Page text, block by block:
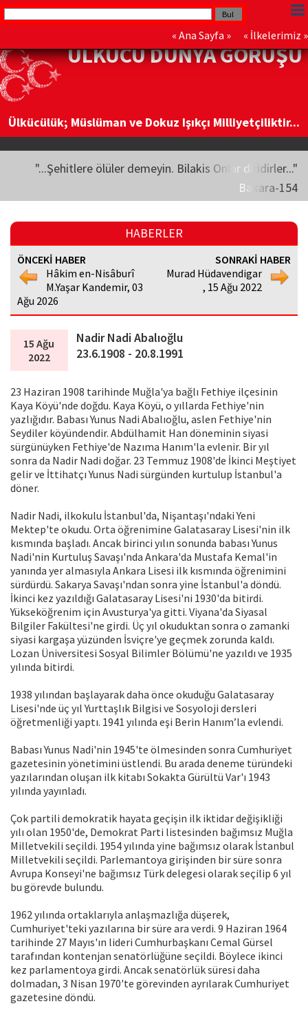
« Ana Sayfa » « İlkelerimiz »
ÜLKÜCÜ DÜNYA GÖRÜŞÜ
Ülkücülük; Müslüman ve Dokuz Işıkçı Milliyetçiliktir...
"...Şehitlere ölüler demeyin. Bilakis Onlar diridirler..."
Bakara-154
HABERLER
ÖNCEKİ HABER
Hâkim en-Nisâburî
M.Yaşar Kandemir, 03
Ağu 2026
SONRAKİ HABER
Murad Hüdavendigar
, 15 Ağu 2022
15 Ağu
2022
Nadir Nadi Abalıoğlu
23.6.1908 - 20.8.1991
23 Haziran 1908 tarihinde Muğla'ya bağlı Fethiye ilçesinin
Kaya Köyü'nde doğdu. Kaya Köyü, o yıllarda Fethiye'nin
yazlığıdır. Babası Yunus Nadi Abalıoğlu, aslen Fethiye'nin
Seydiler köyündendir. Abdülhamit Han döneminin siyasi
sürgünüyken Fethiye'de Nazıma Hanım'la evlenir. Bir yıl
sonra da Nadir Nadi doğar. 23 Temmuz 1908'de İkinci Meştiyet
gelir ve İttihatçı Yunus Nadi sürgünden kurtulup İstanbul'a
döner.
Nadir Nadi, ilkokulu İstanbul'da, Nişantaşı'ndaki Yeni
Mektep'te okudu. Orta öğrenimine Galatasaray Lisesi'nin ilk
kısmında başladı. Ancak birinci yılın sonunda babası Yunus
Nadi'nin Kurtuluş Savaşı'nda Ankara'da Mustafa Kemal'in
yanında yer almasıyla Ankara Lisesi ilk kısmında öğrenimini
sürdürdü. Sakarya Savaşı'ndan sonra yine İstanbul'a döndü.
İkinci kez yazıldığı Galatasaray Lisesi'ni 1930'da bitirdi.
Yükseköğrenim için Avusturya'ya gitti. Viyana'da Siyasal
Bilgiler Fakültesi'ne girdi. Üç yıl okuduktan sonra o zamanki
siyasi kargaşa yüzünden İsviçre'ye geçmek zorunda kaldı.
Lozan Üniversitesi Sosyal Bilimler Bölümü'ne yazıldı ve 1935
yılında bitirdi.
1938 yılından başlayarak daha önce okuduğu Galatasaray
Lisesi'nde üç yıl Yurttaşlık Bilgisi ve Sosyoloji dersleri
öğretmenliği yaptı. 1941 yılında eşi Berin Hanım’la evlendi.
Babası Yunus Nadi'nin 1945'te ölmesinden sonra Cumhuriyet
gazetesinin yönetimini üstlendi. Bu arada deneme türündeki
yazılarından oluşan ilk kitabı Sokakta Gürültü Var'ı 1943
yılında yayınladı.
Çok partili demokratik hayata geçişin ilk iktidar değişikliği
yılı olan 1950'de, Demokrat Parti listesinden bağımsız Muğla
Milletvekili seçildi. 1954 yılında yine bağımsız olarak İstanbul
Milletvekili seçildi. Parlemantoya girişinden bir süre sonra
Avrupa Konseyi'ne bağımsız Türk delegesi olarak seçilip 6 yıl
bu görevde bulundu.
1962 yılında ortaklarıyla anlaşmazlığa düşerek,
Cumhuriyet'teki yazılarına bir süre ara verdi. 9 Haziran 1964
tarihinde 27 Mayıs'ın lideri Cumhurbaşkanı Cemal Gürsel
tarafından kontenjan senatörlüğüne seçildi. Böylece ikinci
kez parlamentoya girdi. Ancak senatörlük süresi daha
dolmadan, 3 Nisan 1970'te görevinden ayrılarak Cumhuriyet
gazetesine döndü.